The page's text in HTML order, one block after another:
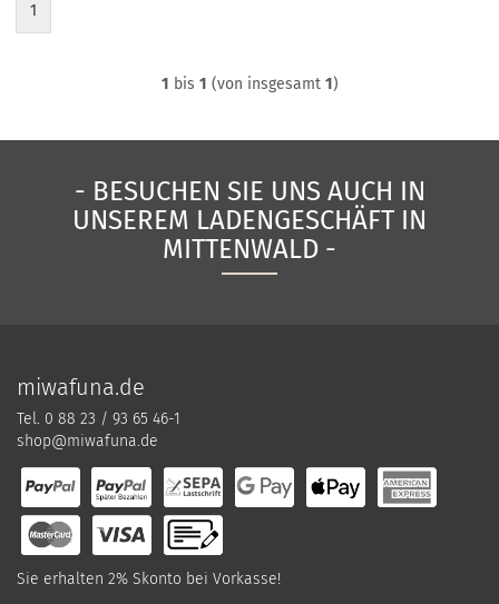
1
1 bis 1 (von insgesamt 1)
- BESUCHEN SIE UNS AUCH IN
UNSEREM LADENGESCHÄFT IN
MITTENWALD -
miwafuna.de
Tel. 0 88 23 / 93 65 46-1
shop@miwafuna.de
Sie erhalten 2% Skonto bei Vorkasse!